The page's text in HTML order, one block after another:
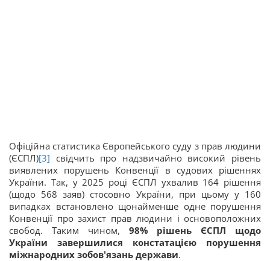
Офіційна статистика Європейського суду з прав людини
(ЄСПЛ)[3] свідчить про надзвичайно високий рівень
виявлених порушень Конвенції в судових рішеннях
України. Так, у 2025 році ЄСПЛ ухвалив 164 рішення
(щодо 568 заяв) стосовно України, при цьому у 160
випадках встановлено щонайменше одне порушення
Конвенції про захист прав людини і основоположних
свобод. Таким чином, 98% рішень ЄСПЛ щодо
України завершилися констатацією порушення
міжнародних зобов'язань держави.